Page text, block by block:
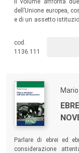
Il volume affronta
dell’Unione europea,
e di un assetto
di essa: le riforme
da singoli deputati
testo ricostruisce il
cod.
1136.111
Parlare di ebrei ed
considerazione